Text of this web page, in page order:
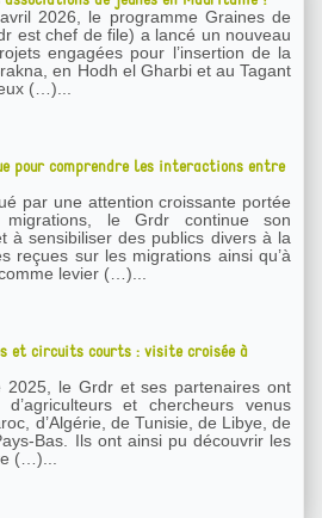
2026, le programme Graines de
est chef de file) a lancé un nouveau
engagées pour l’insertion de la
en Hodh el Gharbi et au Tagant
(…)...
pour comprendre les interactions entre
par une attention croissante portée
le Grdr continue son
à sensibiliser des publics divers à la
reçues sur les migrations ainsi qu’à
levier (…)...
et circuits courts : visite croisée à
2025, le Grdr et ses partenaires ont
et chercheurs venus
d’Algérie, de Tunisie, de Libye, de
Bas. Ils ont ainsi pu découvrir les
(…)...